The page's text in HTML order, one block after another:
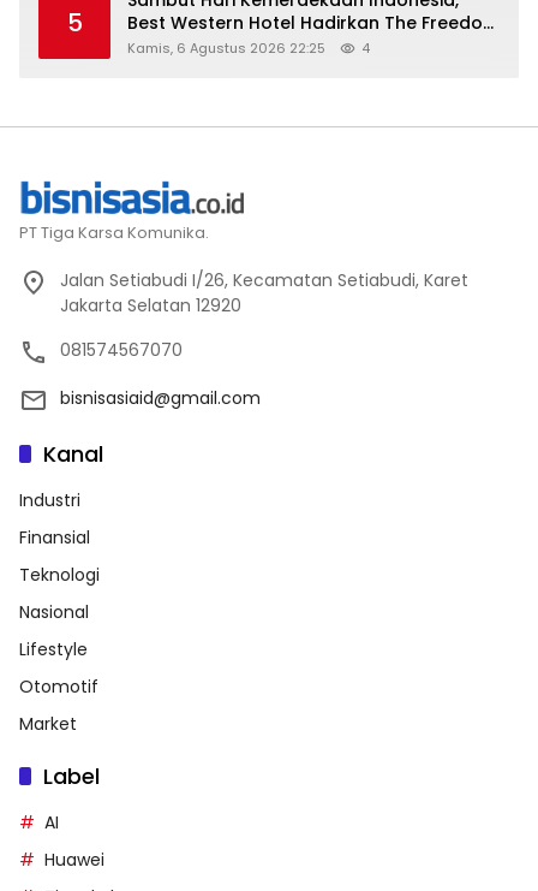
5
Best Western Hotel Hadirkan The Freedom
Stay Diskon Hingga 45%
Kamis, 6 Agustus 2026 22:25 4
PT Tiga Karsa Komunika.
Jalan Setiabudi I/26, Kecamatan Setiabudi, Karet
Jakarta Selatan 12920
081574567070
bisnisasiaid@gmail.com
Kanal
Industri
Finansial
Teknologi
Nasional
Lifestyle
Otomotif
Market
Label
AI
Huawei